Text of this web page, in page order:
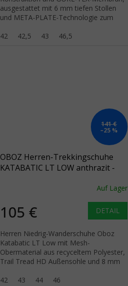
ausgestattet mit 6 mm tiefen Stollen
und META-PLATE-Technologie zum
42
42,5 43 46,5
141 €
–25 %
OBOZ Herren-Trekkingschuhe
KATABATIC LT LOW anthrazit -
Auf Lager
105 € DETAIL
Herren Niedrig-Wanderschuhe Oboz
Katabatic LT Low mit Mesh-
Obermaterial aus recyceltem Polyester,
Trail Tread HD Außensohle und 8 mm
42
43 44 46